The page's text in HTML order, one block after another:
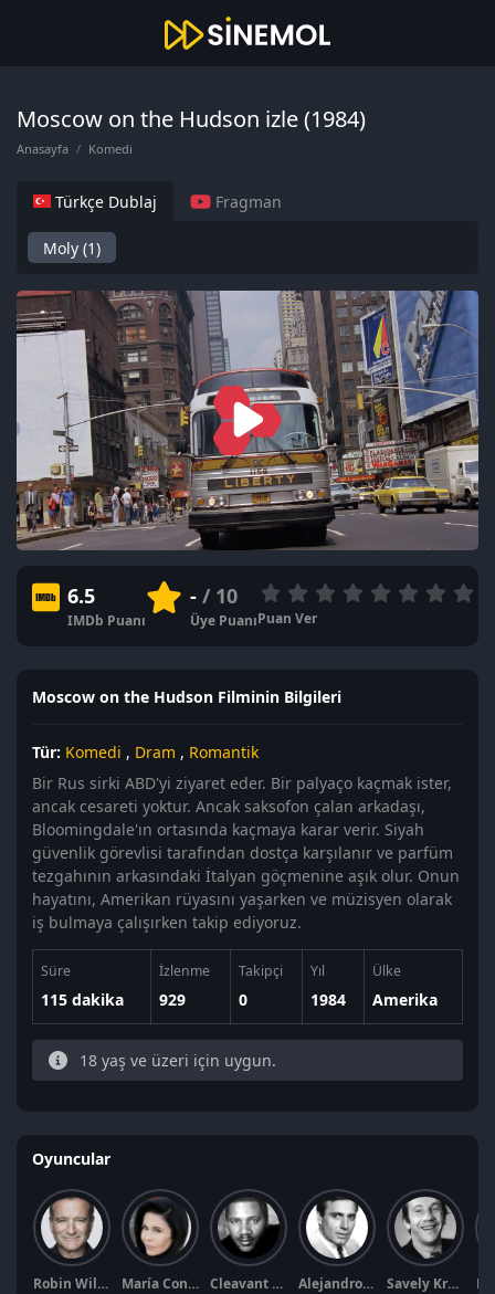
Moscow on the Hudson izle (1984)
Anasayfa Komedi
Türkçe Dublaj Fragman
Moly (1)
6.5
IMDb Puanı
-/ 10
Üye PuanıPuan Ver
Moscow on the Hudson Filminin Bilgileri
Tür: Komedi , Dram , Romantik
Bir Rus sirki ABD'yi ziyaret eder. Bir palyaço kaçmak ister,
ancak cesareti yoktur. Ancak saksofon çalan arkadaşı,
Bloomingdale'ın ortasında kaçmaya karar verir. Siyah
güvenlik görevlisi tarafından dostça karşılanır ve parfüm
tezgahının arkasındaki İtalyan göçmenine aşık olur. Onun
hayatını, Amerikan rüyasını yaşarken ve müzisyen olarak
iş bulmaya çalışırken takip ediyoruz.
Süre
115 dakika
İzlenme
929
Takipçi
0
Yıl
1984
Ülke
Amerika
18 yaş ve üzeri için uygun.
Oyuncular
Robin Williams María Conchita Alonso Cleavant Derricks Alejandro Rey Savely Kramarov